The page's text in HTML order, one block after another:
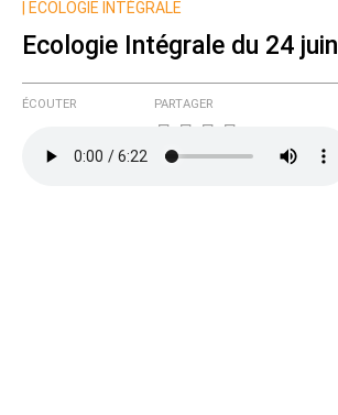
ECOLOGIE INTÉGRALE
Ecologie Intégrale du 24 juin
ÉCOUTER PARTAGER